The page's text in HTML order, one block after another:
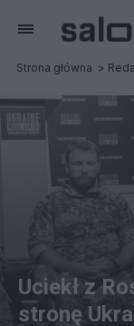
Strona główna
Uciekł z
stronę